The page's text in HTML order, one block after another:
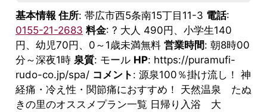
基本情報 住所: 帯広市西5条南15丁目11-3 電話:
0155-21-2683 料金: ? 大人 490円、小学生140
円、幼児70円、0～1歳未満無料 営業時間: 朝8時00
分～深夜1時 泉質: モール HP: https://puramufi-
rudo-co.jp/spa/ コメント : 源泉100％掛け流し！ 神
経痛・冷え性・関節痛におすすめ！ 天然温泉 たぬ
きの里のオススメプラン一覧 日帰り入浴 大